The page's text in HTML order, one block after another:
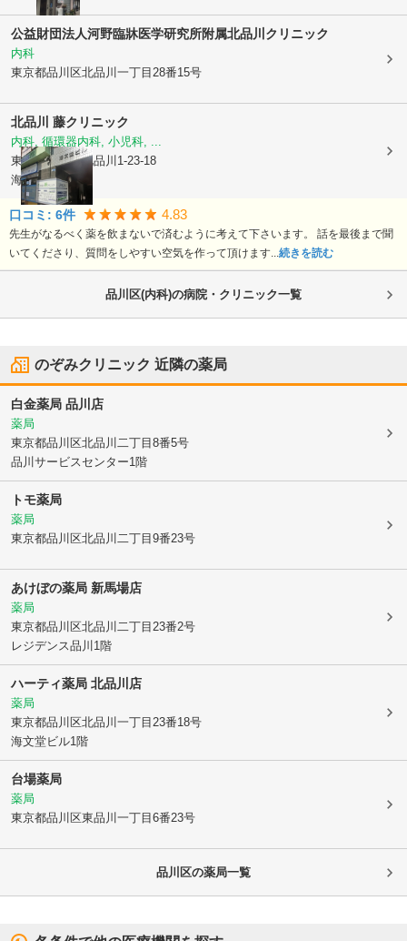
公益財団法人河野臨牀医学研究所附属北品川クリニック
内科
東京都品川区北品川一丁目28番15号
北品川 藤クリニック
内科, 循環器内科, 小児科, ...
東京都品川区北品川1-23-18
海文堂ビル1F
口コミ: 6件 4.83
先生がなるべく薬を飲まないで済むように考えて下さいます。 話を最後まで聞
いてくださり、質問をしやすい空気を作って頂けます...続きを読む
品川区(内科)の病院・クリニック一覧
のぞみクリニック 近隣の薬局
白金薬局 品川店
薬局
東京都品川区北品川二丁目8番5号
品川サービスセンター1階
トモ薬局
薬局
東京都品川区北品川二丁目9番23号
あけぼの薬局 新馬場店
薬局
東京都品川区北品川二丁目23番2号
レジデンス品川1階
ハーティ薬局 北品川店
薬局
東京都品川区北品川一丁目23番18号
海文堂ビル1階
台場薬局
薬局
東京都品川区東品川一丁目6番23号
品川区の薬局一覧